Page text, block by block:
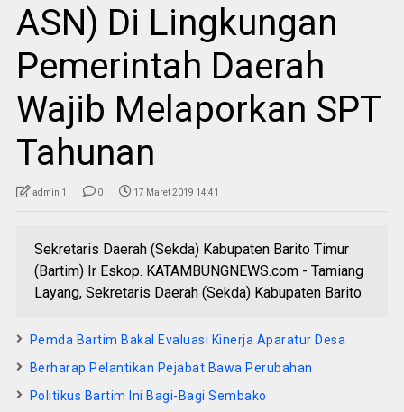
ASN) Di Lingkungan
Pemerintah Daerah
Wajib Melaporkan SPT
Tahunan
admin 1 0 17 Maret 2019 14:41
Sekretaris Daerah (Sekda) Kabupaten Barito Timur
(Bartim) Ir Eskop. KATAMBUNGNEWS.com - Tamiang
Layang, Sekretaris Daerah (Sekda) Kabupaten Barito
Pemda Bartim Bakal Evaluasi Kinerja Aparatur Desa
Berharap Pelantikan Pejabat Bawa Perubahan
Politikus Bartim Ini Bagi-Bagi Sembako